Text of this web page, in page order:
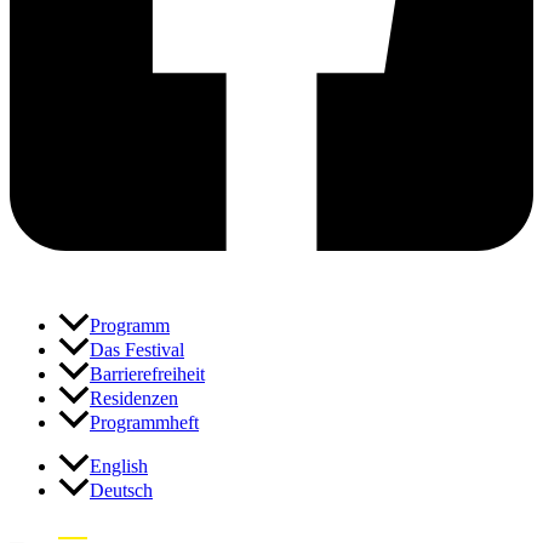
Programm
Das Festival
Barrierefreiheit
Residenzen
Programmheft
English
Deutsch